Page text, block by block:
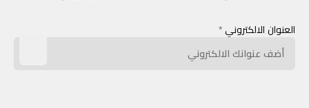
العنوان الالكتروني *